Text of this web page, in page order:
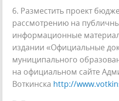
6. Разместить проект
рассмотрению на
информационные
издании «Официальные
муниципального
на официальном сайте
Воткинска http://